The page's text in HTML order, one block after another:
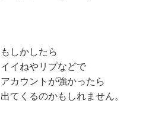
もしかしたら
イイねやリプなどで
アカウントが強かったら
出てくるのかもしれません。